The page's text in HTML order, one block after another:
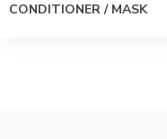
CONDITIONER / MASK